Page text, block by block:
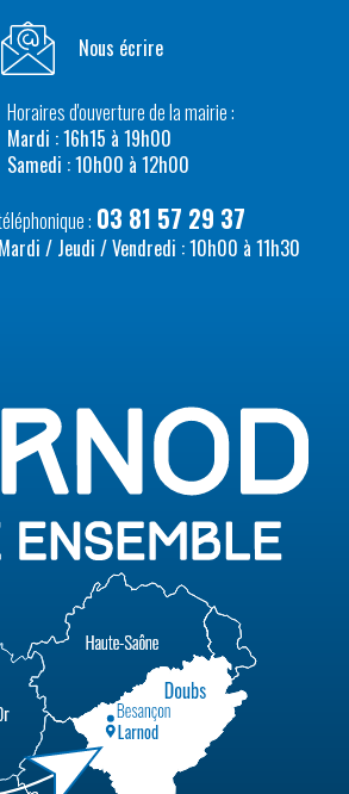
Nous écrire
Horaires d'ouverture de la mairie :
Mardi : 16h15 à 19h00
Samedi : 10h00 à 12h00
: 03 81 57 29 37
/ Jeudi / Vendredi : 10h00 à 11h30